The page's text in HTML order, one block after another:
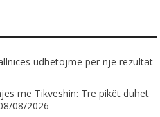
udhëtojmë për një rezultat
me Tikveshin: Tre pikët duhet
08/2026